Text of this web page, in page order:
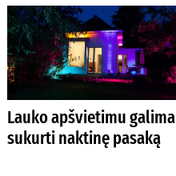
Lauko apšvietimu galima
sukurti naktinę pasaką